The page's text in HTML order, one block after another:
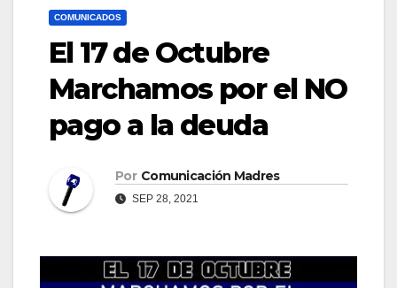
COMUNICADOS
El 17 de Octubre
Marchamos por el NO
pago a la deuda
Por Comunicación Madres
SEP 28, 2021